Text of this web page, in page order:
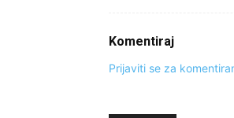
Komentiraj
Prijaviti se za